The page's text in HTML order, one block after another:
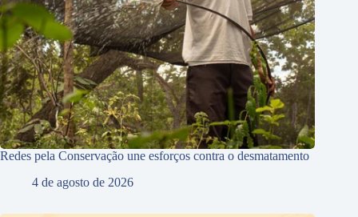
Redes pela Conservação une esforços contra o desmatamento
4 de agosto de 2026